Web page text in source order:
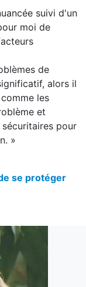
suivi d'un
moi de
de
alors il
les
et
pour
»
se protéger